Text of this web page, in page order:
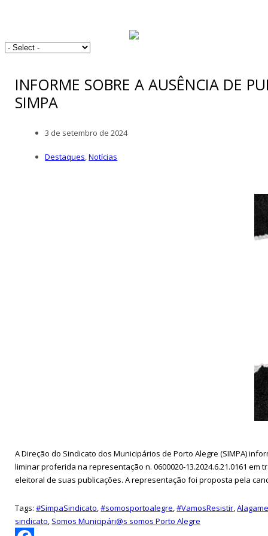
INFORME SOBRE A AUSÊNCIA DE
SIMPA
3 de setembro de 2024
Destaques,Notícias
A Direção do Sindicato dos Municipários de Porto Alegre (SIMPA)
liminar proferida na representação n. 0600020-13.2024.6.21.0161
eleitoral de suas publicações. A representação foi proposta pela
Tags:#SimpaSindicato,#somosportoalegre,#VamosResistir,
sindicato, Somos Municipári@s somos Porto Alegre